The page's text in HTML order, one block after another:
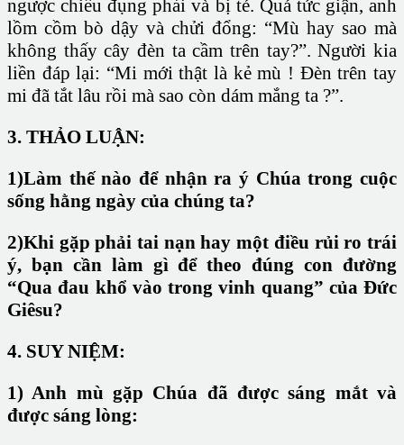
ngược chiều đụng phải và bị té. Quá tức giận, anh
lồm cồm bò dậy và chửi đổng: “Mù hay sao mà
không thấy cây đèn ta cầm trên tay?”. Người kia
liền đáp lại: “Mi mới thật là kẻ mù ! Đèn trên tay
mi đã tắt lâu rồi mà sao còn dám mắng ta ?”.
3. THẢO LUẬN:
1)Làm thế nào để nhận ra ý Chúa trong cuộc
sống hằng ngày của chúng ta?
2)Khi gặp phải tai nạn hay một điều rủi ro trái
ý, bạn cần làm gì để theo đúng con đường
“Qua đau khổ vào trong vinh quang” của Đức
Giêsu?
4. SUY NIỆM:
1) Anh mù gặp Chúa đã được sáng mắt và
được sáng lòng: